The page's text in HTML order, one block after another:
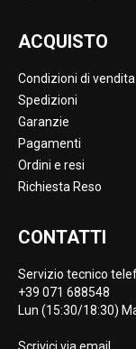
ACQUISTO
Condizioni di vendita
Spedizioni
Garanzie
Pagamenti
Ordini e resi
Richiesta Reso
CONTATTI
Servizio tecnico
+39 071 688548
Lun (15:30/18:30)